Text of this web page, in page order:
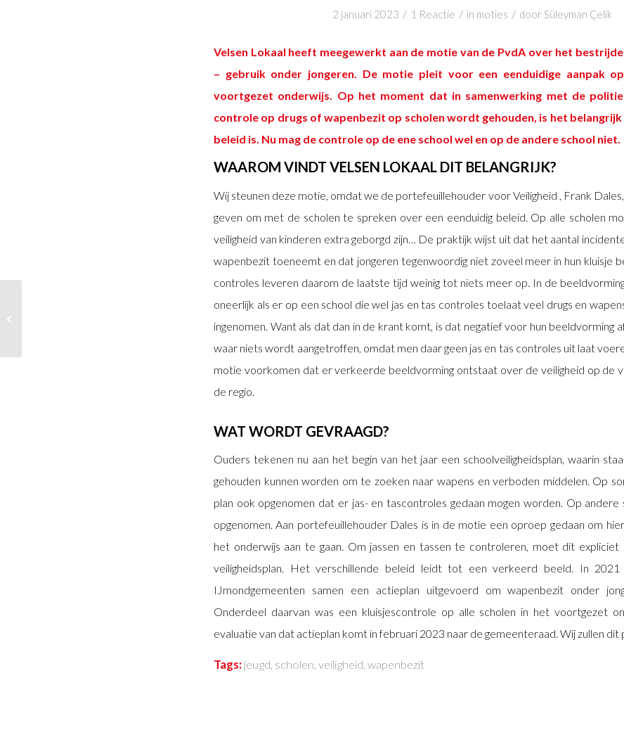
2 januari 2023 / 1 Reactie / in moties / door Süleyman Çelik
Velsen Lokaal heeft meegewerkt aan de motie van de PvdA over het
– gebruik onder jongeren. De motie pleit voor een eenduidige aanpak
voortgezet onderwijs. Op het moment dat in samenwerking met de
controle op drugs of wapenbezit op scholen wordt gehouden, is het
beleid is. Nu mag de controle op de ene school wel en op de andere school niet.
WAAROM VINDT VELSEN LOKAAL DIT BELANGRIJK?
Wij steunen deze motie, omdat we de portefeuillehouder voor Veiligheid , Frank
geven om met de scholen te spreken over een eenduidig beleid. Op alle scholen
veiligheid van kinderen extra geborgd zijn… De praktijk wijst uit dat het aantal
wapenbezit toeneemt en dat jongeren tegenwoordig niet zoveel meer in hun kluisje
controles leveren daarom de laatste tijd weinig tot niets meer op. In de
oneerlijk als er op een school die wel jas en tas controles toelaat veel drugs en
ingenomen. Want als dat dan in de krant komt, is dat negatief voor hun beeldvorming
waar niets wordt aangetroffen, omdat men daar geen jas en tas controles uit laat
motie voorkomen dat er verkeerde beeldvorming ontstaat over de veiligheid op de
de regio.
WAT WORDT GEVRAAGD?
Ouders tekenen nu aan het begin van het jaar een schoolveiligheidsplan, waarin
gehouden kunnen worden om te zoeken naar wapens en verboden middelen. Op
plan ook opgenomen dat er jas- en tascontroles gedaan mogen worden. Op
opgenomen. Aan portefeuillehouder Dales is in de motie een oproep gedaan om
het onderwijs aan te gaan. Om jassen en tassen te controleren, moet dit expliciet
veiligheidsplan. Het verschillende beleid leidt tot een verkeerd beeld. In
IJmondgemeenten samen een actieplan uitgevoerd om wapenbezit onder
Onderdeel daarvan was een kluisjescontrole op alle scholen in het voortgezet
evaluatie van dat actieplan komt in februari 2023 naar de gemeenteraad. Wij zullen dit
Tags: jeugd, scholen, veiligheid, wapenbezit